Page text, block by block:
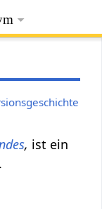
, ist ein
.